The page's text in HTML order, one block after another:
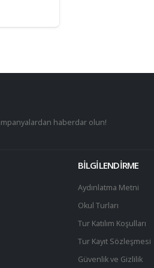
haberdar olun!
BİLGİLENDİRME
Aydınlatma Metni
Okul Turları
Tur Katılım Koşulları
Tur Kayıt Sözleşmesi
Güvenlik ve Gizlilik